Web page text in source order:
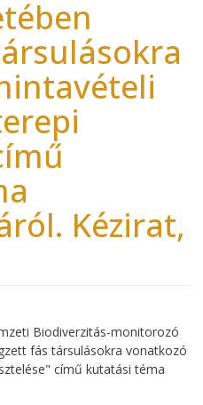
Kézirat,
Biodiverzitás-monitorozó
fás társulásokra vonatkozó
című kutatási téma